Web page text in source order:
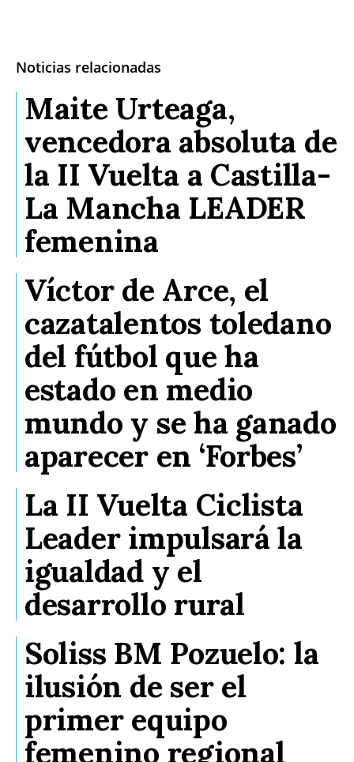
Noticias relacionadas
Maite Urteaga,
vencedora absoluta de
la II Vuelta a Castilla-
La Mancha LEADER
femenina
Víctor de Arce, el
cazatalentos toledano
del fútbol que ha
estado en medio
mundo y se ha ganado
aparecer en ‘Forbes’
La II Vuelta Ciclista
Leader impulsará la
igualdad y el
desarrollo rural
Soliss BM Pozuelo: la
ilusión de ser el
primer equipo
femenino regional